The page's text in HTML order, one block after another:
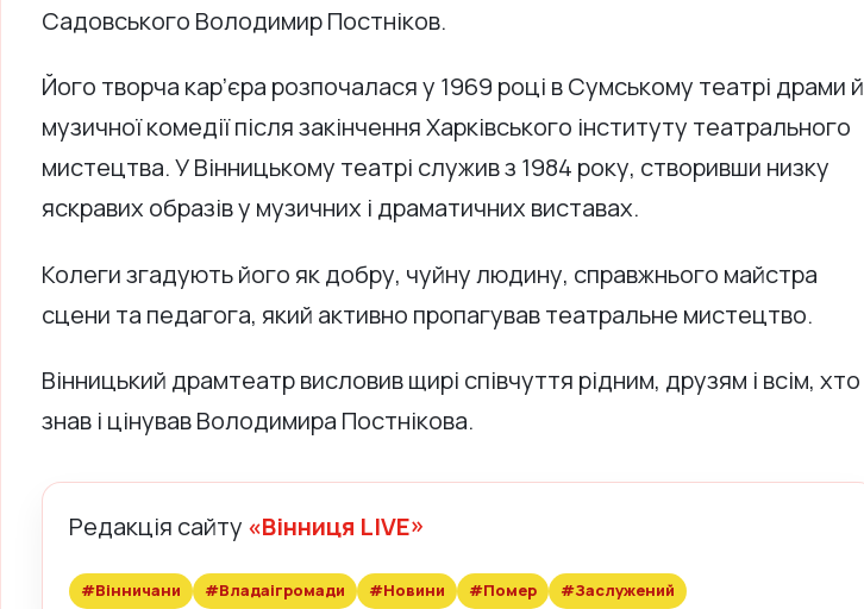
Садовського Володимир Постніков.
Його творча кар’єра розпочалася у 1969 році в Сумському театрі драми й
музичної комедії після закінчення Харківського інституту театрального
мистецтва. У Вінницькому театрі служив з 1984 року, створивши низку
яскравих образів у музичних і драматичних виставах.
Колеги згадують його як добру, чуйну людину, справжнього майстра
сцени та педагога, який активно пропагував театральне мистецтво.
Вінницький драмтеатр висловив щирі співчуття рідним, друзям і всім, хто
знав і цінував Володимира Постнікова.
Редакція сайту «Вінниця LIVE»
#Вінничани #Владаігромади #Новини #Помер #Заслужений